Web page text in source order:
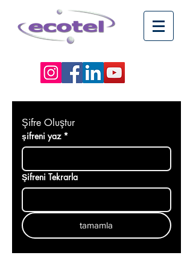
Şifre Oluştur
şifreni yaz *
Şifreni Tekrarla
tamamla